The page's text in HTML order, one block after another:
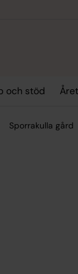
och stöd
Sporrakulla gård